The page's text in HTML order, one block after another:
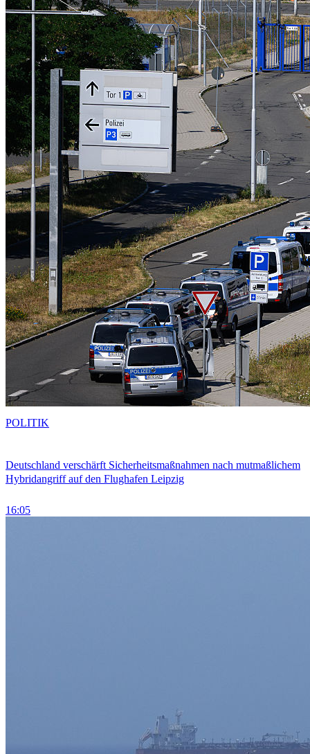
Deutschland verschärft Sicherheitsmaßnahmen nach mutmaßlichem
Hybridangriff auf den Flughafen Leipzig
16:05
POLITIK